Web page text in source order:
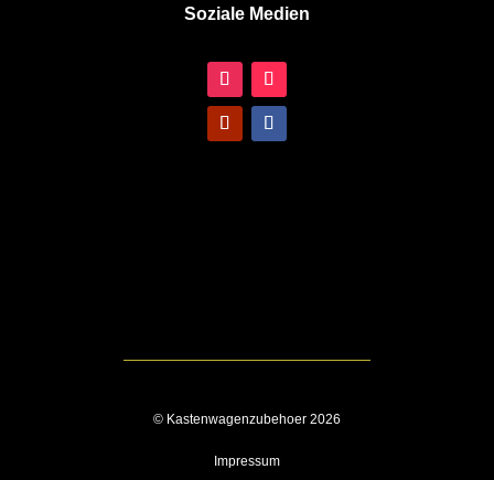
Soziale Medien
© Kastenwagenzubehoer 2026
Impressum